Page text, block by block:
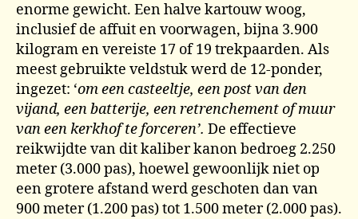
enorme gewicht. Een halve kartouw woog,
inclusief de affuit en voorwagen, bijna 3.900
kilogram en vereiste 17 of 19 trekpaarden. Als
meest gebruikte veldstuk werd de 12-ponder,
ingezet: ‘om een casteeltje, een post van den
vijand, een batterije, een retrenchement of muur
van een kerkhof te forceren’. De effectieve
reikwijdte van dit kaliber kanon bedroeg 2.250
meter (3.000 pas), hoewel gewoonlijk niet op
een grotere afstand werd geschoten dan van
900 meter (1.200 pas) tot 1.500 meter (2.000 pas).